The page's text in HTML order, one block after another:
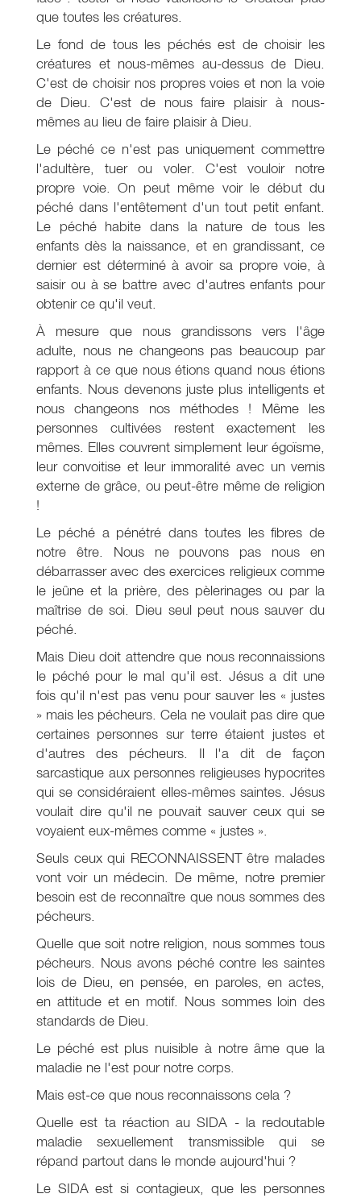
que toutes les créatures.
Le fond de tous les péchés est de choisir les
créatures et nous-mêmes au-dessus de Dieu.
C'est de choisir nos propres voies et non la voie
de Dieu. C'est de nous faire plaisir à nous-
mêmes au lieu de faire plaisir à Dieu.
Le péché ce n'est pas uniquement commettre
l'adultère, tuer ou voler. C'est vouloir notre
propre voie. On peut même voir le début du
péché dans l'entêtement d'un tout petit enfant.
Le péché habite dans la nature de tous les
enfants dès la naissance, et en grandissant, ce
dernier est déterminé à avoir sa propre voie, à
saisir ou à se battre avec d'autres enfants pour
obtenir ce qu'il veut.
À mesure que nous grandissons vers l'âge
adulte, nous ne changeons pas beaucoup par
rapport à ce que nous étions quand nous étions
enfants. Nous devenons juste plus intelligents et
nous changeons nos méthodes ! Même les
personnes cultivées restent exactement les
mêmes. Elles couvrent simplement leur égoïsme,
leur convoitise et leur immoralité avec un vernis
externe de grâce, ou peut-être même de religion
!
Le péché a pénétré dans toutes les fibres de
notre être. Nous ne pouvons pas nous en
débarrasser avec des exercices religieux comme
le jeûne et la prière, des pèlerinages ou par la
maîtrise de soi. Dieu seul peut nous sauver du
péché.
Mais Dieu doit attendre que nous reconnaissions
le péché pour le mal qu'il est. Jésus a dit une
fois qu'il n'est pas venu pour sauver les « justes
» mais les pécheurs. Cela ne voulait pas dire que
certaines personnes sur terre étaient justes et
d'autres des pécheurs. Il l'a dit de façon
sarcastique aux personnes religieuses hypocrites
qui se considéraient elles-mêmes saintes. Jésus
voulait dire qu'il ne pouvait sauver ceux qui se
voyaient eux-mêmes comme « justes ».
Seuls ceux qui RECONNAISSENT être malades
vont voir un médecin. De même, notre premier
besoin est de reconnaître que nous sommes des
pécheurs.
Quelle que soit notre religion, nous sommes tous
pécheurs. Nous avons péché contre les saintes
lois de Dieu, en pensée, en paroles, en actes,
en attitude et en motif. Nous sommes loin des
standards de Dieu.
Le péché est plus nuisible à notre âme que la
maladie ne l'est pour notre corps.
Mais est-ce que nous reconnaissons cela ?
Quelle est ta réaction au SIDA - la redoutable
maladie sexuellement transmissible qui se
répand partout dans le monde aujourd'hui ?
Le SIDA est si contagieux, que les personnes